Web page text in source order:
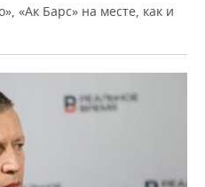
«Ак Барс» на месте, как и